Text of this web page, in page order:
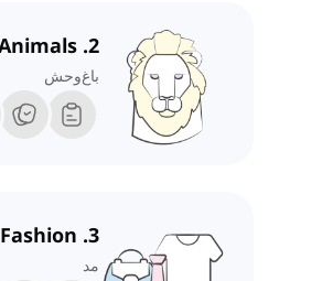
2. Animals
باغ‌وحش
3. Clothes and Fashion
مد